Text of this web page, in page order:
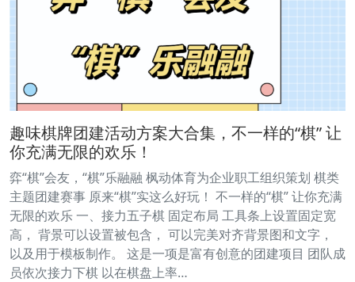
趣味棋牌团建活动方案大合集，不一样的“棋” 让
你充满无限的欢乐！
弈“棋”会友，“棋”乐融融 枫动体育为企业职工组织策划 棋类
主题团建赛事 原来“棋”实这么好玩！ 不一样的“棋” 让你充满
无限的欢乐 一、接力五子棋 固定布局 工具条上设置固定宽
高， 背景可以设置被包含， 可以完美对齐背景图和文字，
以及用于模板制作。 这是一项是富有创意的团建项目 团队成
员依次接力下棋 以在棋盘上率…